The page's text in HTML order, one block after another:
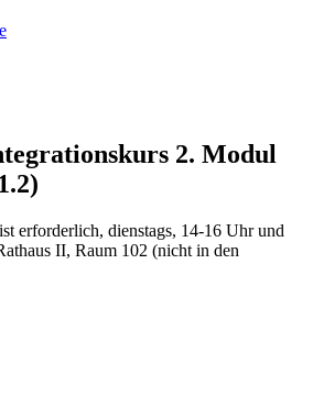
2. Modul
erforderlich, dienstags, 14-16 Uhr und
II, Raum 102 (nicht in den